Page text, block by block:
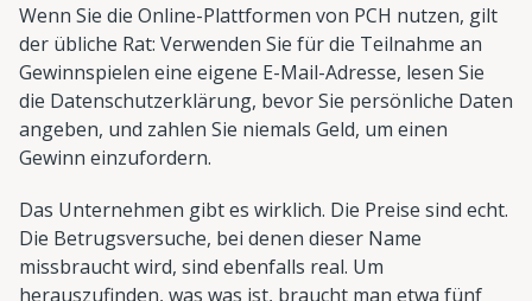
Wenn Sie die Online-Plattformen von PCH nutzen, gilt
der übliche Rat: Verwenden Sie für die Teilnahme an
Gewinnspielen eine eigene E-Mail-Adresse, lesen Sie
die Datenschutzerklärung, bevor Sie persönliche Daten
angeben, und zahlen Sie niemals Geld, um einen
Gewinn einzufordern.
Das Unternehmen gibt es wirklich. Die Preise sind echt.
Die Betrugsversuche, bei denen dieser Name
missbraucht wird, sind ebenfalls real. Um
herauszufinden, was was ist, braucht man etwa fünf